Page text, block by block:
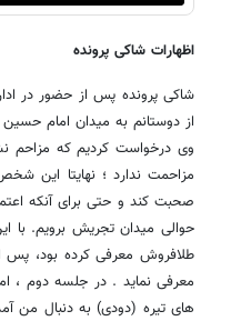
اظهارات شاکی پرونده
شاکی پرونده پس از حضور در
از دوستانم به میدان امام حسین
وی درخواست کردیم که مزاحم
مزاحمت ندارد ؛ نهایتا این
صحبت کند و حتی برای آنکه
حوالی میدان تجریش برویم. با
طلافروش معرفی کرده بود، پس
معرفی نماید . در جلسه دوم ،
های تیره (دودی) به دنبال من